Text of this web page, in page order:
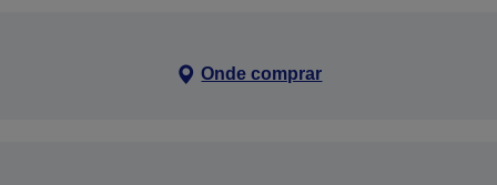
Onde comprar